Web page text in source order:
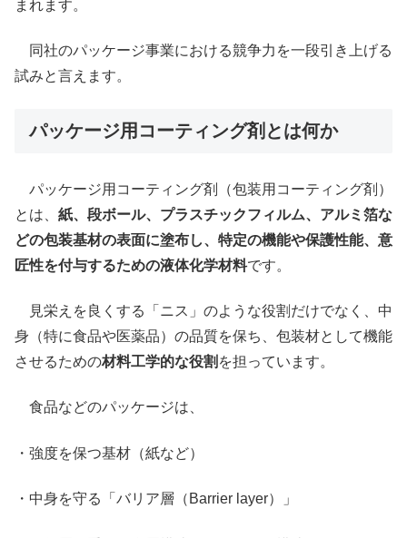
まれます。
同社のパッケージ事業における競争力を一段引き上げる
試みと言えます。
パッケージ用コーティング剤とは何か
パッケージ用コーティング剤（包装用コーティング剤）
とは、 紙、段ボール、プラスチックフィルム、アルミ箔な
どの包装基材の表面に塗布し、特定の機能や保護性能、意
匠性を付与するための液体化学材料です。
見栄えを良くする「ニス」のような役割だけでなく、中
身（特に食品や医薬品）の品質を保ち、包装材として機能
させるための材料工学的な役割 を担っています。
食品などのパッケージは、
・強度を保つ基材（紙など）
・中身を守る「バリア層（Barrier layer）」